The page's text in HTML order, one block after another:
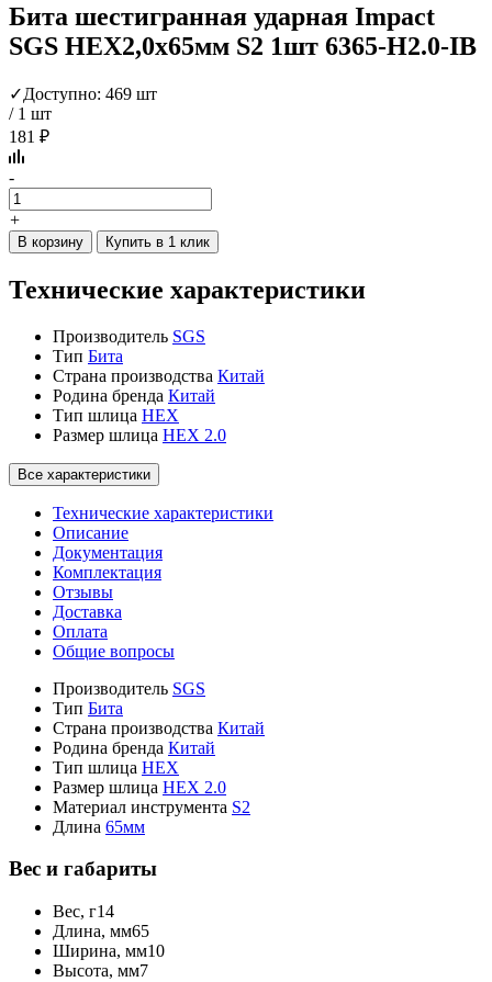
Бита шестигранная ударная Impact
SGS HEX2,0х65мм S2 1шт 6365-H2.0-IB
✓Доступно: 469 шт
/ 1 шт
181 ₽
-
+
В корзину Купить в 1 клик
Технические характеристики
Производитель SGS
Тип Бита
Страна производства Китай
Родина бренда Китай
Тип шлица HEX
Размер шлица HEX 2.0
Все характеристики
Технические характеристики
Описание
Документация
Комплектация
Отзывы
Доставка
Оплата
Общие вопросы
Производитель SGS
Тип Бита
Страна производства Китай
Родина бренда Китай
Тип шлица HEX
Размер шлица HEX 2.0
Материал инструмента S2
Длина 65мм
Вес и габариты
Вес, г14
Длина, мм65
Ширина, мм10
Высота, мм7